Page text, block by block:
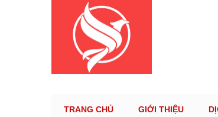
TRANG CHỦ GIỚI THIỆU